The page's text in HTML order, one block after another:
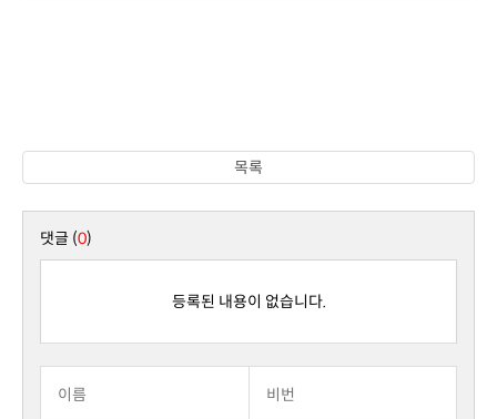
목록
댓글 (0)
등록된 내용이 없습니다.